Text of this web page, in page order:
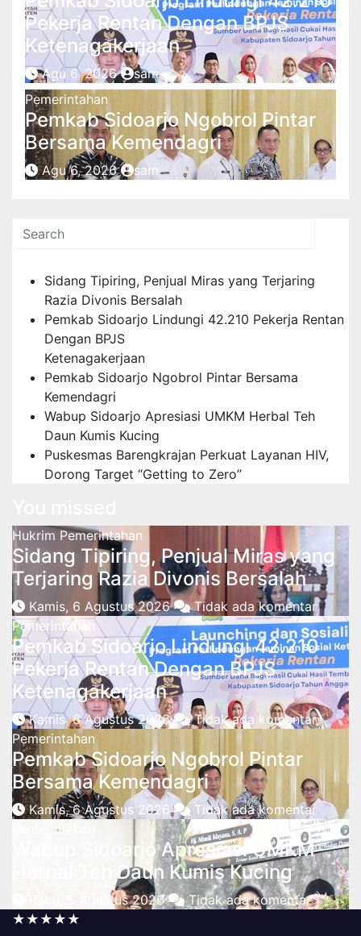
Pekerja Rentan Dengan BPJS
Ketenagakerjaan
Agu 6, 2026
sam
Pemerintahan
Pemkab Sidoarjo Ngobrol Pintar
Bersama Kemendagri
Agu 6, 2026 sam
Sidang Tipiring, Penjual Miras yang Terjaring
Razia Divonis Bersalah
Pemkab Sidoarjo Lindungi 42.210 Pekerja Rentan
Dengan BPJS
Ketenagakerjaan
Pemkab Sidoarjo Ngobrol Pintar Bersama
Kemendagri
Wabup Sidoarjo Apresiasi UMKM Herbal Teh
Daun Kumis Kucing
Puskesmas Barengkrajan Perkuat Layanan HIV,
Dorong Target “Getting to Zero”
HukrimPemerintahan
Sidang Tipiring, Penjual Miras yang
Terjaring Razia Divonis Bersalah
Kamis, 6 Agustus 2026
Tidak ada komentar
Pemerintahan
Pemkab Sidoarjo Lindungi 42.210
Pekerja Rentan Dengan BPJS
Ketenagakerjaan
Kamis, 6 Agustus 2026
Tidak ada komentar
Pemerintahan
Pemkab Sidoarjo Ngobrol Pintar
Bersama Kemendagri
Kamis, 6 Agustus 2026
Tidak ada komentar
Pemerintahan
Wabup Sidoarjo Apresiasi UMKM
Herbal Teh Daun Kumis Kucing
Rabu, 5 Agustus 2026
Tidak ada komentar
★★★★★